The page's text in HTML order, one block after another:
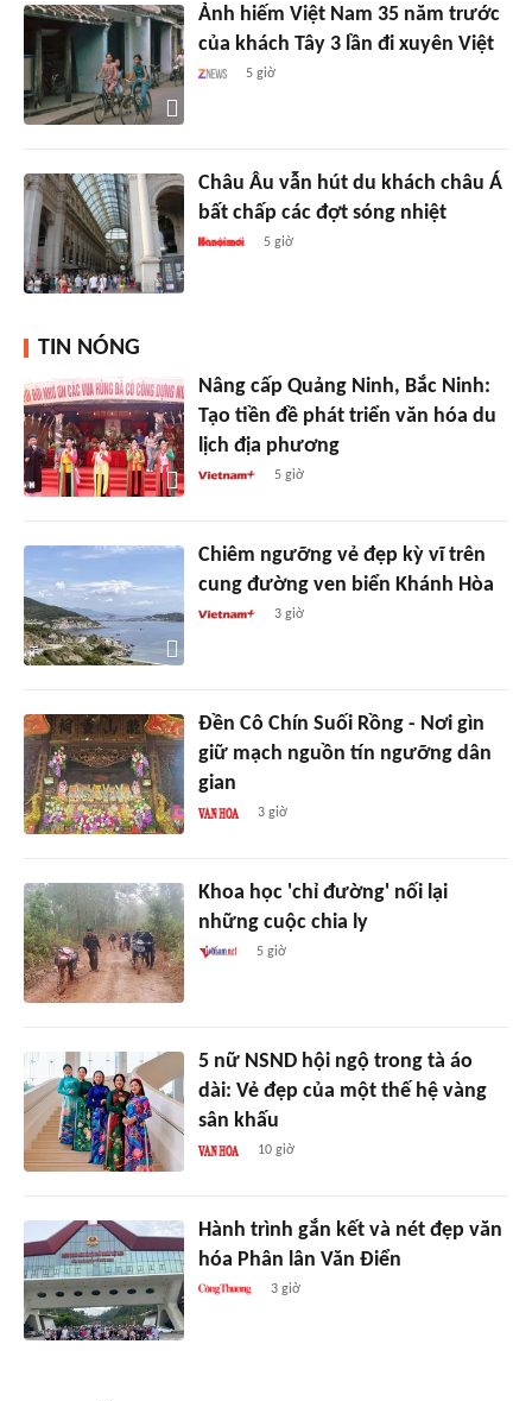
Ảnh hiếm Việt Nam 35 năm trước
của khách Tây 3 lần đi xuyên Việt
5 giờ
Châu Âu vẫn hút du khách châu Á
bất chấp các đợt sóng nhiệt
5 giờ
TIN NÓNG
Nâng cấp Quảng Ninh, Bắc Ninh:
Tạo tiền đề phát triển văn hóa du
lịch địa phương
5 giờ
Chiêm ngưỡng vẻ đẹp kỳ vĩ trên
cung đường ven biển Khánh Hòa
3 giờ
Đền Cô Chín Suối Rồng - Nơi gìn
giữ mạch nguồn tín ngưỡng dân
gian
3 giờ
Khoa học 'chỉ đường' nối lại
những cuộc chia ly
5 giờ
5 nữ NSND hội ngộ trong tà áo
dài: Vẻ đẹp của một thế hệ vàng
sân khấu
10 giờ
Hành trình gắn kết và nét đẹp văn
hóa Phân lân Văn Điển
3 giờ